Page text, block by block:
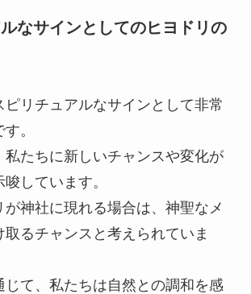
なサインとしてのヒヨドリの
ピリチュアルなサインとして非常
。
私たちに新しいチャンスや変化が
しています。
神社に現れる場合は、神聖なメ
取るチャンスと考えられていま
じて、私たちは自然との調和を感